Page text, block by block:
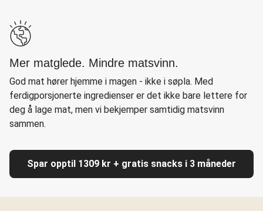
Mer matglede. Mindre matsvinn.
God mat hører hjemme i magen - ikke i søpla. Med
ferdigporsjonerte ingredienser er det ikke bare lettere for
deg å lage mat, men vi bekjemper samtidig matsvinn
sammen.
Spar opptil 1309 kr + gratis snacks i 3 måneder